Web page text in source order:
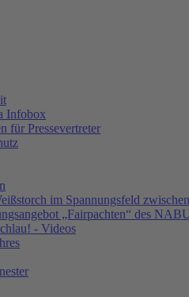
Infobox
für Pressevertreter
im Spannungsfeld
„Fairpachten“ des
- Videos